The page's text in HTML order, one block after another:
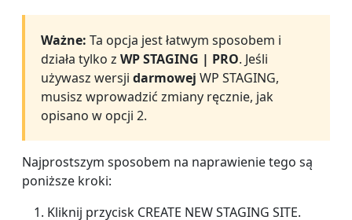
Ważne: Ta opcja jest łatwym sposobem i
działa tylko z WP STAGING | PRO. Jeśli
używasz wersji darmowej WP STAGING,
musisz wprowadzić zmiany ręcznie, jak
opisano w opcji 2.
Najprostszym sposobem na naprawienie tego są
poniższe kroki:
Kliknij przycisk CREATE NEW STAGING SITE.